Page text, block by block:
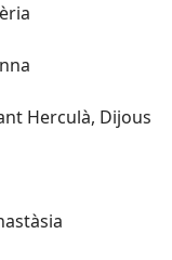
Herculà, Dijous